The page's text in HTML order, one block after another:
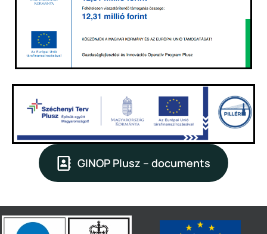
GINOP Plusz – documents